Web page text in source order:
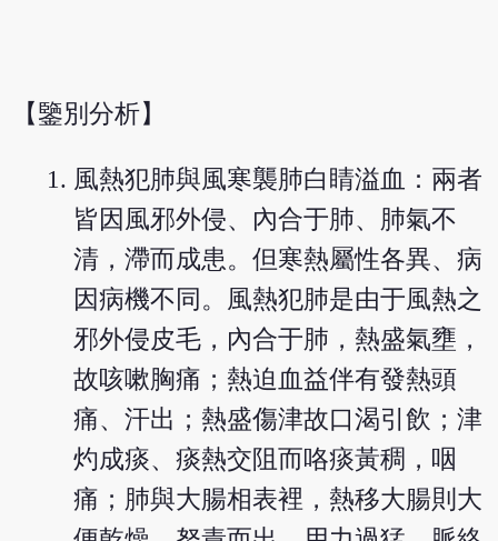
【鑒別分析】
風熱犯肺與風寒襲肺白睛溢血：兩者
皆因風邪外侵、內合于肺、肺氣不
清，滯而成患。但寒熱屬性各異、病
因病機不同。風熱犯肺是由于風熱之
邪外侵皮毛，內合于肺，熱盛氣壅，
故咳嗽胸痛；熱迫血益伴有發熱頭
痛、汗出；熱盛傷津故口渴引飲；津
灼成痰、痰熱交阻而咯痰黃稠，咽
痛；肺與大腸相表裡，熱移大腸則大